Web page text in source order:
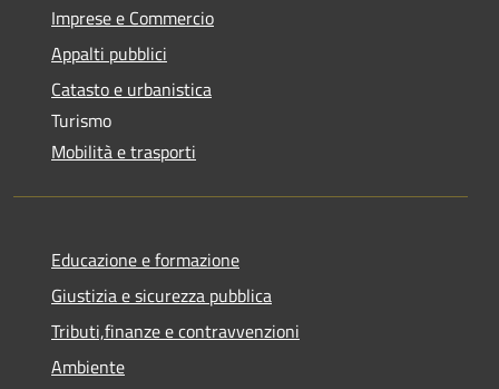
Imprese e Commercio
Appalti pubblici
Catasto e urbanistica
Turismo
Mobilità e trasporti
Educazione e formazione
Giustizia e sicurezza pubblica
Tributi,finanze e contravvenzioni
Ambiente